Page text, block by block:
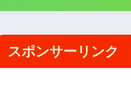
スポンサーリンク